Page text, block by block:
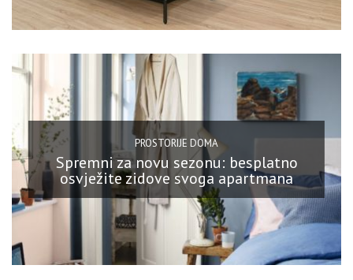
PROSTORIJE DOMA
Spremni za novu sezonu: besplatno
osvježite zidove svoga apartmana